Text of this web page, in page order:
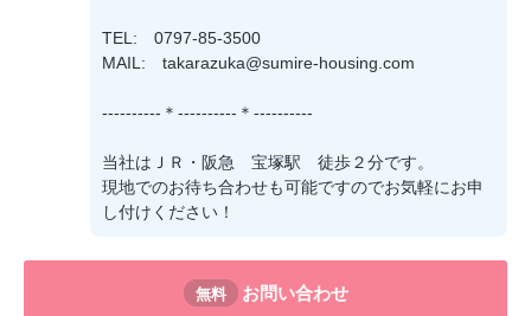
TEL: 0797-85-3500
MAIL: takarazuka@sumire-housing.com
----------＊----------＊----------
当社はＪＲ・阪急 宝塚駅 徒歩２分です。
現地でのお待ち合わせも可能ですのでお気軽にお申
し付けください！
無料 お問い合わせ